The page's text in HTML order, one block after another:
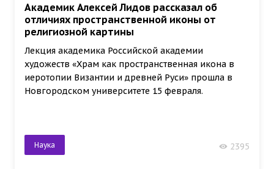
Академик Алексей Лидов рассказал об
отличиях пространственной иконы от
религиозной картины
Лекция академика Российской академии
художеств «Храм как пространственная икона в
иеротопии Византии и древней Руси» прошла в
Новгородском университете 15 февраля.
Наука 2395